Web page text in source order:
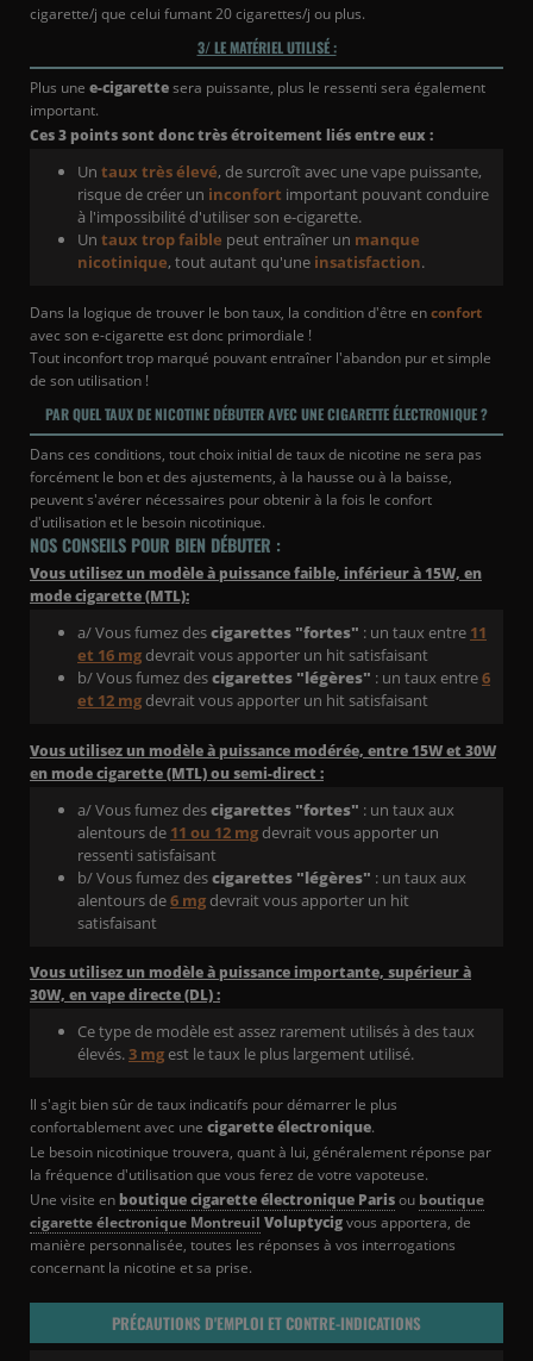
cigarette/j que celui fumant 20 cigarettes/j ou plus.
3/ LE MATÉRIEL UTILISÉ :
Plus une e-cigarettesera puissante, plus le ressenti sera également
important.
Ces 3 points sont donc très étroitement liés entre eux :
Un taux très élevé, de surcroît avec une vape puissante,
risque de créer un inconfort important pouvant conduire
à l'impossibilité d'utiliser son e-cigarette.
Un taux trop faible peut entraîner un manque
nicotinique, tout autant qu'une insatisfaction.
Dans la logique de trouver le bon taux, la condition d'être enconfort
avec son e-cigarette est donc primordiale !
Tout inconfort trop marqué pouvant entraîner l'abandon pur et simple
de son utilisation !
PAR QUEL TAUX DE NICOTINE DÉBUTER AVEC UNE CIGARETTE ÉLECTRONIQUE ?
Dans ces conditions, tout choix initial de taux de nicotine ne sera pas
forcément le bon et des ajustements, à la hausse ou à la baisse,
peuvent s'avérer nécessaires pour obtenir à la fois le confort
d'utilisation et le besoin nicotinique.
NOS CONSEILS POUR BIEN DÉBUTER :
Vous utilisez un modèle à puissance faible, inférieur à 15W, en
mode cigarette (MTL):
a/ Vous fumez descigarettes "fortes" : un taux entre 11
et 16 mgdevrait vous apporter un hit satisfaisant
b/ Vous fumez descigarettes "légères" : un taux entre6
et 12 mgdevrait vous apporter un hit satisfaisant
Vous utilisez un modèle à puissance modérée, entre 15W et 30W
en mode cigarette (MTL) ou semi-direct :
a/ Vous fumez descigarettes "fortes" : un taux aux
alentours de 11 ou 12 mgdevrait vous apporter un
ressenti satisfaisant
b/ Vous fumez descigarettes "légères" : un taux aux
alentours de6 mgdevrait vous apporter un hit
satisfaisant
Vous utilisez un modèle à puissance importante, supérieur à
30W, en vape directe (DL) :
Ce type de modèle est assez rarement utilisés à des taux
élevés.3 mg est le taux le plus largement utilisé.
Il s'agit bien sûr de taux indicatifs pour démarrer le plus
confortablement avec une cigarette électronique.
Le besoin nicotinique trouvera, quant à lui, généralement réponse par
la fréquence d'utilisation que vous ferez de votre vapoteuse.
Une visite en boutique cigarette électronique Parisou boutique
cigarette électronique Montreuil Voluptycigvous apportera, de
manière personnalisée, toutes les réponses à vos interrogations
concernant la nicotine et sa prise.
PRÉCAUTIONS D'EMPLOI ET CONTRE-INDICATIONS